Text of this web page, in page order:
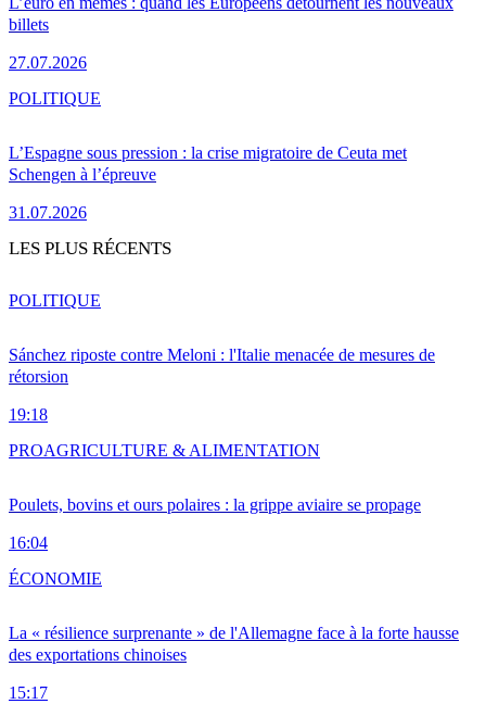
billets
27.07.2026
L’Espagne sous pression : la crise migratoire de Ceuta met
Schengen à l’épreuve
31.07.2026
POLITIQUE
LES PLUS RÉCENTS
Sánchez riposte contre Meloni : l'Italie menacée de mesures de
rétorsion
19:18
POLITIQUE
Poulets, bovins et ours polaires : la grippe aviaire se propage
16:04
PROAGRICULTURE & ALIMENTATION
La « résilience surprenante » de l'Allemagne face à la forte hausse
des exportations chinoises
15:17
ÉCONOMIE